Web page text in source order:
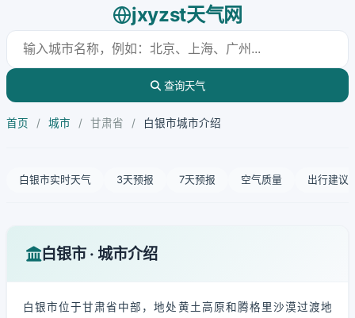
jxyzst天气网
查询天气
首页 / 城市 / 甘肃省 / 白银市城市介绍
白银市实时天气 3天预报 7天预报 空气质量 出行建议
白银市 · 城市介绍
白银市位于甘肃省中部，地处黄土高原和腾格里沙漠过渡地